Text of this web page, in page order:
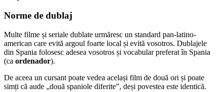
Norme de dublaj
Multe filme și seriale dublate urmăresc un standard pan-latino-
american care evită argoul foarte local și evită vosotros. Dublajele
din Spania folosesc adesea vosotros și vocabular preferat în Spania
(ca ordenador).
De aceea un cursant poate vedea același film de două ori și poate
simți că aude „două spaniole diferite”, deși povestea este identică.